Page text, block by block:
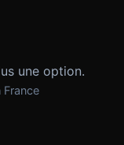
une option.